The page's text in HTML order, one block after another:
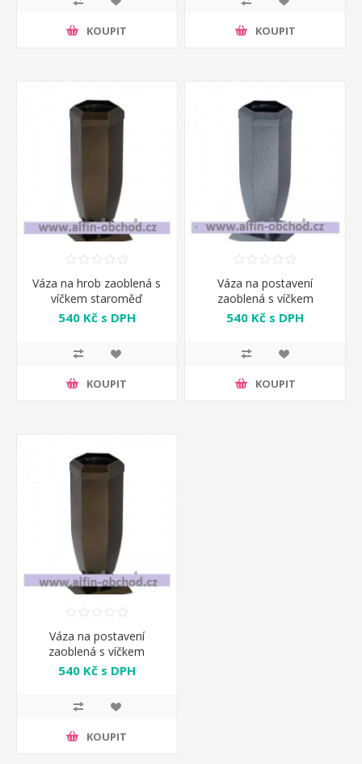
KOUPIT KOUPIT
Váza na hrob zaoblená s
víčkem staroměď
540 Kč s DPH
KOUPIT
Váza na postavení
zaoblená s víčkem
starostříbro
540 Kč s DPH
KOUPIT
Váza na postavení
zaoblená s víčkem
starozlato
540 Kč s DPH
KOUPIT